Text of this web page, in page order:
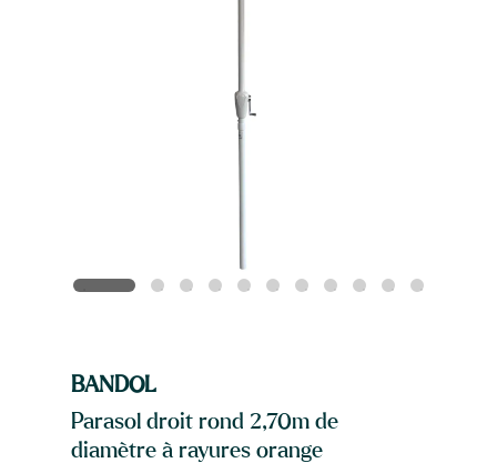
BANDOL
Parasol droit rond 2,70m de
diamètre à rayures orange